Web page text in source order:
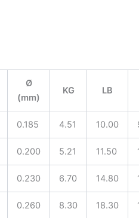
Ø
(mm)
KG LB
0.185 4.51 10.00
0.200 5.21 11.50
0.230 6.70 14.80
0.260 8.30 18.30